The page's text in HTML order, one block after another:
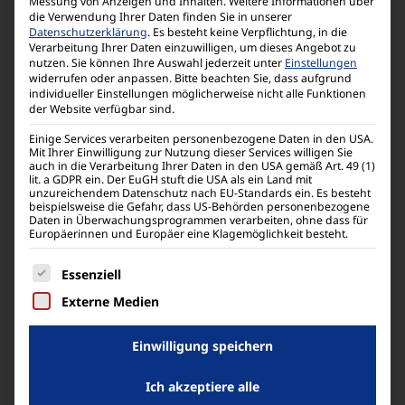
Berechnungen zur Basis n
(Hexadezimal/Dezimal/Binär/Oktal)
logische Operatoren (AND/OR/..)
Berechnungen im Sexagesimalsystem
Prozentberechnung
die Verwendung Ihrer Daten finden Sie in unserer
Datenschutzerklärung. Es besteht keine Verpflichtung, in die
Verarbeitung Ihrer Daten einzuwilligen, um dieses Angebot zu
nutzen.Sie können Ihre Auswahl jederzeit unter Einstellungen
widerrufen oder anpassen. Bitte beachten Sie, dass aufgrund
individueller Einstellungen möglicherweise nicht alle Funktionen
der Website verfügbar sind.
Einige Services verarbeiten personenbezogene Daten in den USA.
Mit Ihrer Einwilligung zur Nutzung dieser Services willigen Sie
auch in die Verarbeitung Ihrer Daten in den USA gemäß Art. 49 (1)
lit. a GDPR ein. Der EuGH stuft die USA als ein Land mit
unzureichendem Datenschutz nach EU-Standards ein. Es besteht
beispielsweise die Gefahr, dass US-Behörden personenbezogene
Daten in Überwachungsprogrammen verarbeiten, ohne dass für
Europäerinnen und Europäer eine Klagemöglichkeit besteht.
Es folgt eine Liste der Service-Gruppen, für die
Essenziell
Externe Medien
Einwilligung speichern
Ich akzeptiere alle